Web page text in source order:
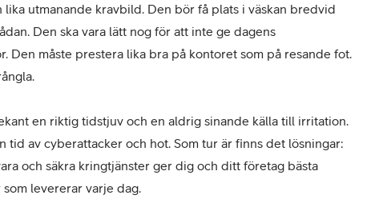
lika utmanande kravbild. Den bör få plats i väskan bredvid
Den ska vara lätt nog för att inte ge dagens
Den måste prestera lika bra på kontoret som på resande fot.
en riktig tidstjuv och en aldrig sinande källa till irritation.
tid av cyberattacker och hot. Som tur är finns det lösningar:
och säkra kringtjänster ger dig och ditt företag bästa
levererar varje dag.